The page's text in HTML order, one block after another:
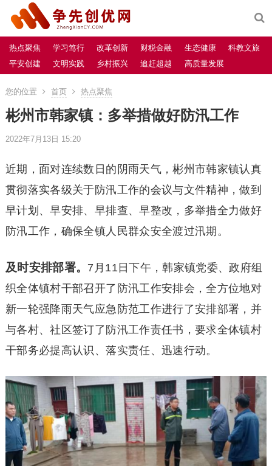
热点聚焦 学习笃行 改革创新 财税金融 生态健康
科教文旅
平安创建
文明实践 乡村振兴 追赶超越 高质量发展
您的位置 首页 热点聚焦
彬州市韩家镇：多举措做好防汛工作
2022年7月13日 15:20
近期，面对连续数日的阴雨天气，彬州市韩家镇认真
贯彻落实各级关于防汛工作的会议与文件精神，做到
早计划、早安排、早排查、早整改，多举措全力做好
防汛工作，确保全镇人民群众安全渡过汛期。
及时安排部署。 7月11日下午，韩家镇党委、政府组
织全体镇村干部召开了防汛工作安排会，全方位地对
新一轮强降雨天气应急防范工作进行了安排部署，并
与各村、社区签订了防汛工作责任书，要求全体镇村
干部务必提高认识、落实责任、迅速行动。